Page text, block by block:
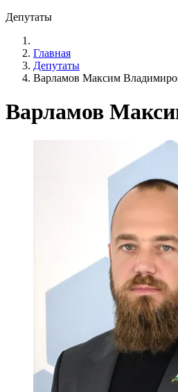
Депутаты
Главная
Депутаты
Варламов Максим
Варламов